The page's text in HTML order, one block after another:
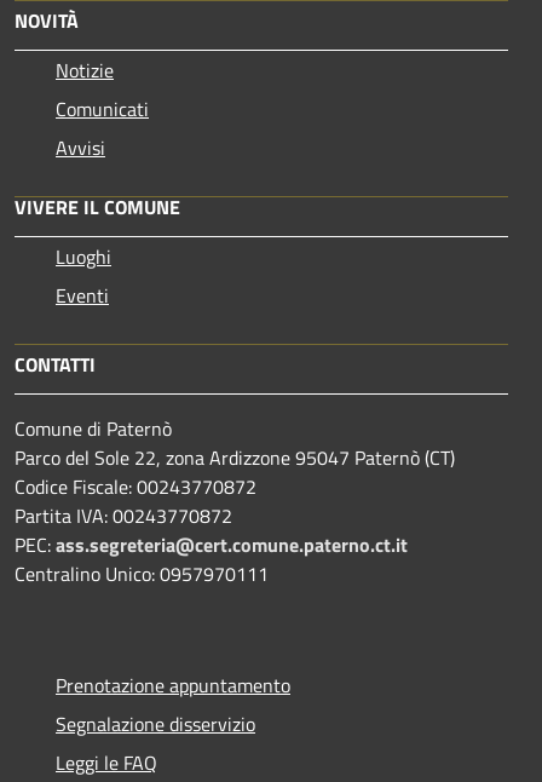
NOVITÀ
Notizie
Comunicati
Avvisi
VIVERE IL COMUNE
Luoghi
Eventi
CONTATTI
Comune di Paternò
Parco del Sole 22, zona Ardizzone 95047 Paternò (CT)
Codice Fiscale: 00243770872
Partita IVA: 00243770872
PEC:ass.segreteria@cert.comune.paterno.ct.it
Centralino Unico: 0957970111
Prenotazione appuntamento
Segnalazione disservizio
Leggi le FAQ